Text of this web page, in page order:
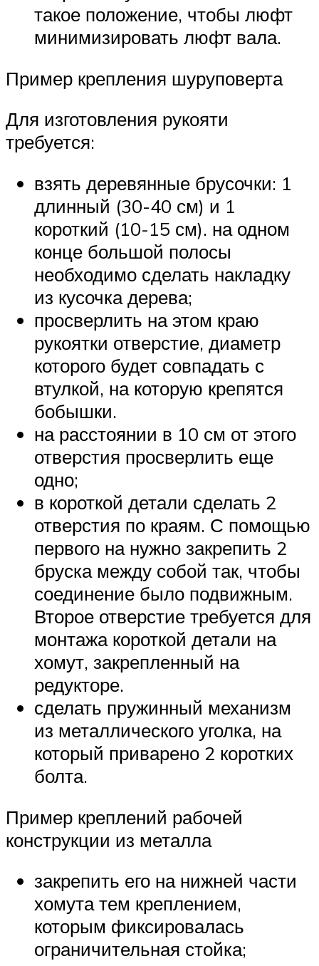
такое положение, чтобы люфт
минимизировать люфт вала.
Пример крепления шуруповерта
Для изготовления рукояти
требуется:
взять деревянные брусочки: 1
длинный (30-40 см) и 1
короткий (10-15 см). на одном
конце большой полосы
необходимо сделать накладку
из кусочка дерева;
просверлить на этом краю
рукоятки отверстие, диаметр
которого будет совпадать с
втулкой, на которую крепятся
бобышки.
на расстоянии в 10 см от этого
отверстия просверлить еще
одно;
в короткой детали сделать 2
отверстия по краям. С помощью
первого на нужно закрепить 2
бруска между собой так, чтобы
соединение было подвижным.
Второе отверстие требуется для
монтажа короткой детали на
хомут, закрепленный на
редукторе.
сделать пружинный механизм
из металлического уголка, на
который приварено 2 коротких
болта.
Пример креплений рабочей
конструкции из металла
закрепить его на нижней части
хомута тем креплением,
которым фиксировалась
ограничительная стойка;